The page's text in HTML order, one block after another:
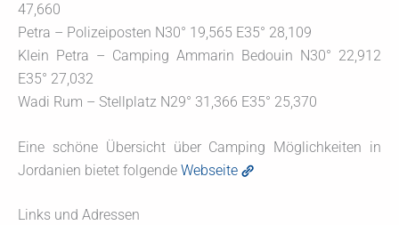
47,660
Petra – Polizeiposten N30° 19,565 E35° 28,109
Klein Petra – Camping Ammarin Bedouin N30° 22,912
E35° 27,032
Wadi Rum – Stellplatz N29° 31,366 E35° 25,370
Eine schöne Übersicht über Camping Möglichkeiten in
Jordanien bietet folgende Webseite
Links und Adressen